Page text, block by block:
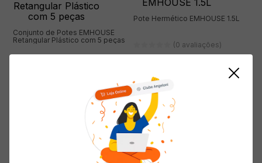
Conjunto de Potes EMHOUSE
Retangular Plástico com 5 peças
Pote Hermético EMHOUSE 1.5L
(0 avaliações)
( R$ 34,90/un )
R$ 34 90